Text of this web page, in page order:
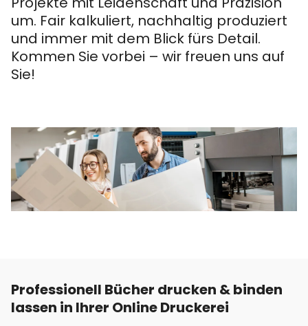
um. Fair kalkuliert, nachhaltig produziert
und immer mit dem Blick fürs Detail.
Kommen Sie vorbei – wir freuen uns auf
Sie!
Professionell Bücher drucken & binden
lassen in Ihrer Online Druckerei